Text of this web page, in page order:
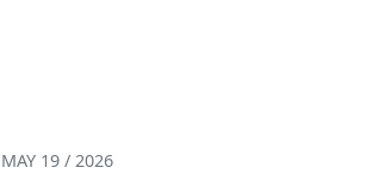
19 / 2026